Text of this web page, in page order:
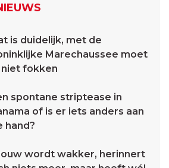
is duidelijk, met de
Marechaussee moet
niet fokken
spontane striptease in
of is er iets anders aan
hand?
wordt wakker, herinnert